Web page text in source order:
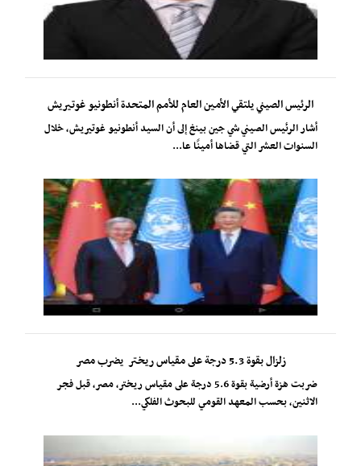
الرئيس الصيني يلتقي الأمين العام للأمم المتحدة أنطونيو غوتيريش
أشار الرئيس الصيني شي جين بينغ إلى أن السيد أنطونيو غوتيريش، خلال
السنوات العشر التي قضاها أمينًا عا...
زلزال بقوة 5.3 درجة على مقياس ريختر يضرب مصر
ضربت هزة أرضية بقوة 5.6 درجة على مقياس ريختر، مصر، قبل فجر
الاثنين، بحسب المعهد القومي للبحوث الفلكي...